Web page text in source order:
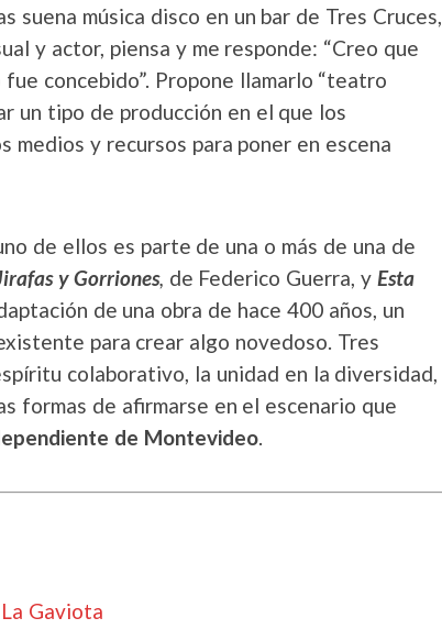
música disco en un bar de Tres Cruces,
y actor, piensa y me responde: “Creo que
concebido”. Propone llamarlo “teatro
un tipo de producción en el que los
medios y recursos para poner en escena
de ellos es parte de una o más de una de
y Gorriones, de Federico Guerra, yEsta
de una obra de hace 400 años, un
para crear algo novedoso. Tres
colaborativo, la unidad en la diversidad,
formas de afirmarse en el escenario que
de Montevideo.
Gaviota